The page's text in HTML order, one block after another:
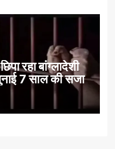
रहा बांग्लादेशी
7 साल की सजा